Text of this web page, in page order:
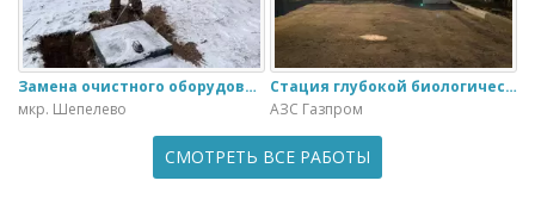
Замена очистного оборудования Дека - 3 на ЭкоГранд - 6
мкр. Шепелево
Стация глубокой биологической очистки ЕвроЛос- 20
АЗС Газпром
СМОТРЕТЬ ВСЕ РАБОТЫ